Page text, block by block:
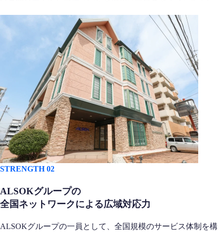
STRENGTH 02
ALSOKグループの
全国ネットワークによる広域対応力
ALSOKグループの一員として、全国規模のサービス体制を構